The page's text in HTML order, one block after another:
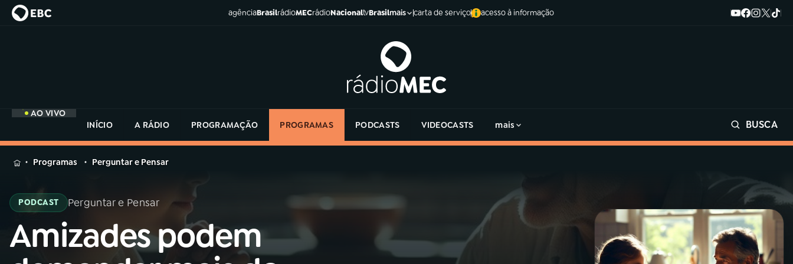
agênciaBrasilrádioMECrádioNacionaltvBrasilmais carta de serviço acesso à informação
AO VIVO
INÍCIO
A RÁDIO PROGRAMAÇÃO PROGRAMAS PODCASTS VIDEOCASTS mais BUSCA
MENU
Buscar
na
Rádio
Buscar
na
Rádio
Programas Perguntar e Pensar
PODCAST Perguntar e Pensar
Amizades podem